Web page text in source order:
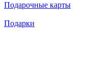
Подарочные карты
Подарки